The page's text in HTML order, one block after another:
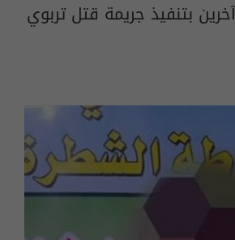
آخرين بتنفيذ جريمة قتل تربوي